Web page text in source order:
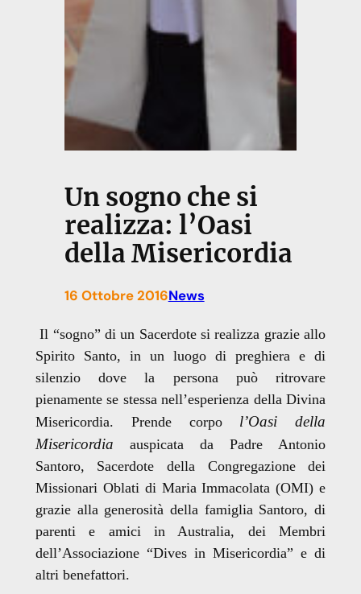
Un sogno che si
realizza: l’Oasi
della Misericordia
16 Ottobre 2016News
Il “sogno” di un Sacerdote si realizza grazie allo
Spirito Santo, in un luogo di preghiera e di
silenzio dove la persona può ritrovare
pienamente se stessa nell’esperienza della Divina
Misericordia. Prende corpo l’Oasi della
Misericordia auspicata da Padre Antonio
Santoro, Sacerdote della Congregazione dei
Missionari Oblati di Maria Immacolata (OMI) e
grazie alla generosità della famiglia Santoro, di
parenti e amici in Australia, dei Membri
dell’Associazione “Dives in Misericordia” e di
altri benefattori.